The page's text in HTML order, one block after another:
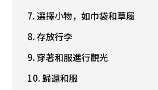
7. 選擇小物，如巾袋和草履
8. 存放行李
9. 穿著和服進行觀光
10. 歸還和服